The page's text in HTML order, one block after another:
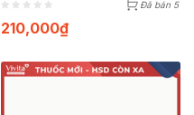
Đã bán 5
210,000₫